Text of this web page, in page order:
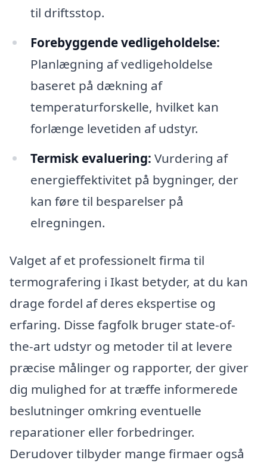
til driftsstop.
Forebyggende vedligeholdelse:
Planlægning af vedligeholdelse
baseret på dækning af
temperaturforskelle, hvilket kan
forlænge levetiden af udstyr.
Termisk evaluering: Vurdering af
energieffektivitet på bygninger, der
kan føre til besparelser på
elregningen.
Valget af et professionelt firma til
termografering i Ikast betyder, at du kan
drage fordel af deres ekspertise og
erfaring. Disse fagfolk bruger state-of-
the-art udstyr og metoder til at levere
præcise målinger og rapporter, der giver
dig mulighed for at træffe informerede
beslutninger omkring eventuelle
reparationer eller forbedringer.
Derudover tilbyder mange firmaer også